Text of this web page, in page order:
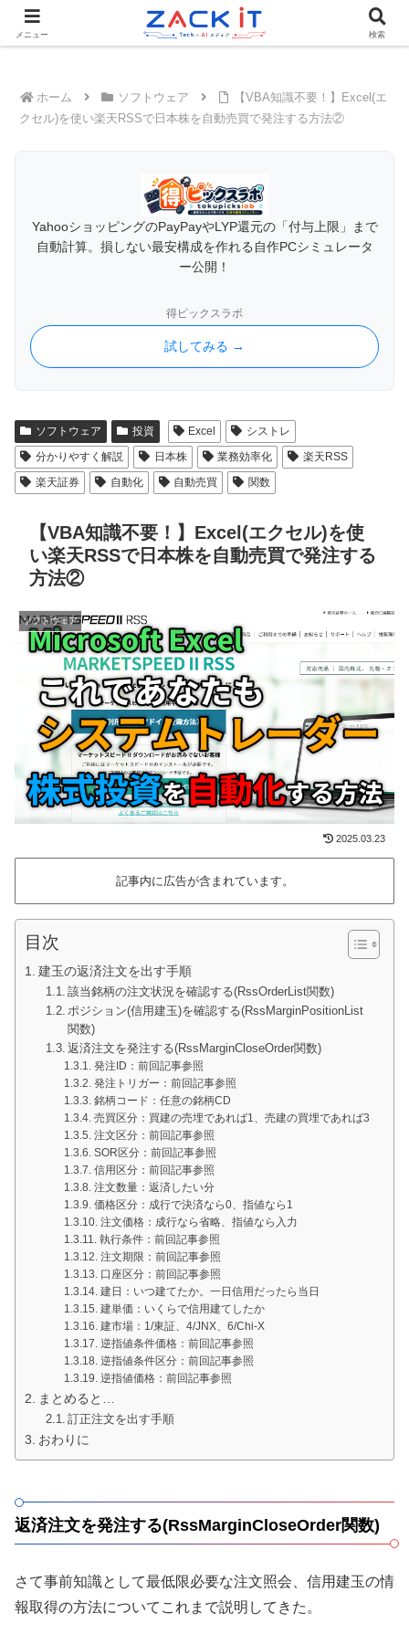
Tech×AIメディア『ZACK IT - 未来をもっと身近に』
ホーム ソフトウェア
【VBA知識不要！】Excel(エ
クセル)を使い楽天RSSで日本株を自動売買で発注する方法②
YahooショッピングのPayPayやLYP還元の「付与上限」まで
自動計算。損しない最安構成を作れる自作PCシミュレータ
ー公開！
得ピックスラボ
試してみる →
ソフトウェア 投資 Excel
シストレ
分かりやすく解説
日本株 業務効率化
楽天RSS
楽天証券
自動化 自動売買 関数
【VBA知識不要！】Excel(エクセル)を使
い楽天RSSで日本株を自動売買で発注する
方法②
ソフトウェア
2025.03.23
記事内に広告が含まれています。
目次
建玉の返済注文を出す手順
該当銘柄の注文状況を確認する(RssOrderList関数)
ポジション(信用建玉)を確認する(RssMarginPositionList
関数)
返済注文を発注する(RssMarginCloseOrder関数)
発注ID：前回記事参照
発注トリガー：前回記事参照
銘柄コード：任意の銘柄CD
売買区分：買建の売埋であれば1、売建の買埋であれば3
注文区分：前回記事参照
SOR区分：前回記事参照
信用区分：前回記事参照
注文数量：返済したい分
価格区分：成行で決済なら0、指値なら1
注文価格：成行なら省略、指値なら入力
執行条件：前回記事参照
注文期限：前回記事参照
口座区分：前回記事参照
建日：いつ建てたか。一日信用だったら当日
建単価：いくらで信用建てしたか
建市場：1/東証、4/JNX、6/Chi-X
逆指値条件価格：前回記事参照
逆指値条件区分：前回記事参照
逆指値価格：前回記事参照
まとめると…
訂正注文を出す手順
おわりに
返済注文を発注する(RssMarginCloseOrder関数)
さて事前知識として最低限必要な注文照会、信用建玉の情
報取得の方法についてこれまで説明してきた。
メニュー 検索